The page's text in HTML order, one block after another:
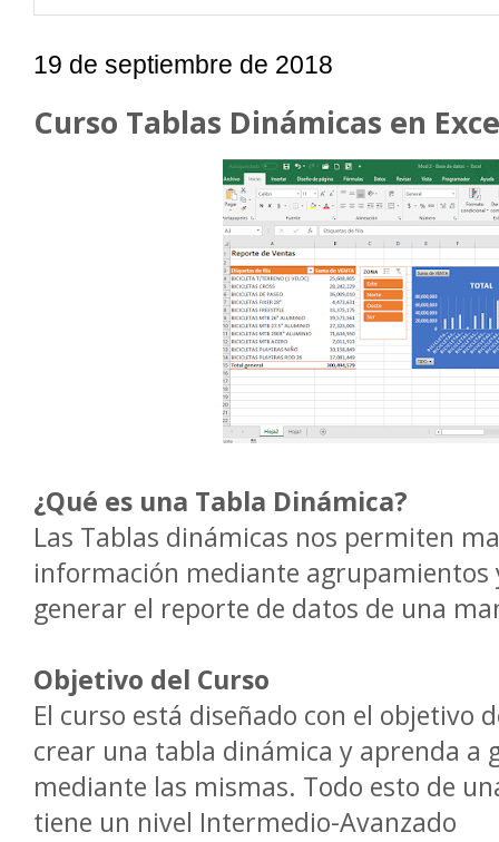
19 de septiembre de 2018
Curso Tablas Dinámicas en
¿Qué es una Tabla Dinámica?
Las Tablas dinámicas nos permiten
información mediante agrupamientos
generar el reporte de datos de una
Objetivo del Curso
El curso está diseñado con el objetivo
crear una tabla dinámica y aprenda a
mediante las mismas. Todo esto de
tiene un nivel Intermedio-Avanzado